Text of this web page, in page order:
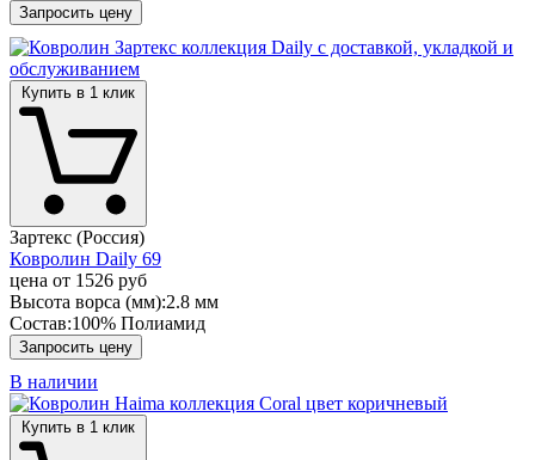
Запросить цену
Купить в 1 клик
Зартекс (Россия)
Ковролин Daily 69
цена от 1526 руб
Высота ворса (мм):2.8 мм
Состав:100% Полиамид
Запросить цену
В наличии
Купить в 1 клик